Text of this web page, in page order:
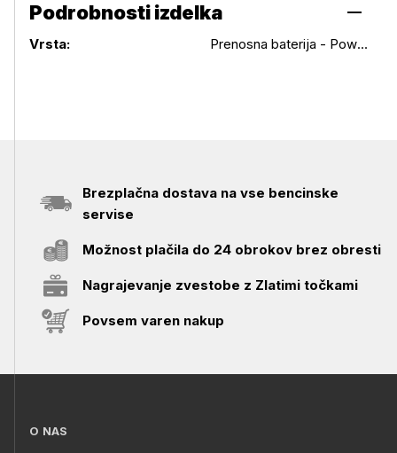
Podrobnosti izdelka
Podrobnosti izdelka
Vrsta: Prenosna baterija - Powerbank
Brezplačna dostava na vse bencinske
servise
Možnost plačila do 24 obrokov brez obresti
Nagrajevanje zvestobe z Zlatimi točkami
Povsem varen nakup
O NAS